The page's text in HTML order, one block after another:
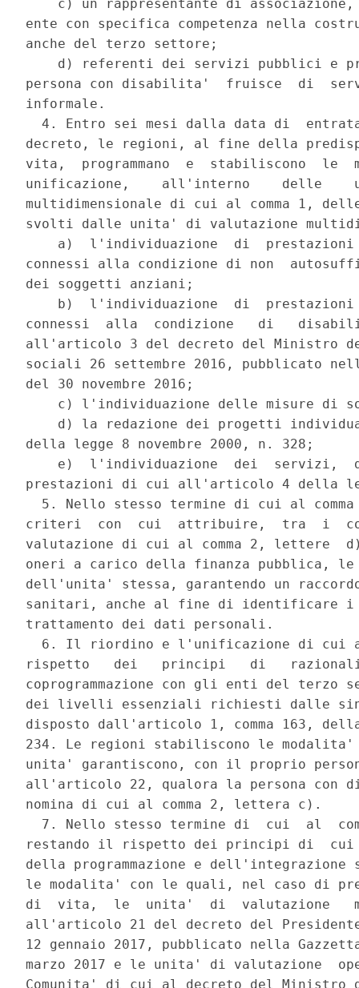
c) un rappresentante di
ente con specifica competenza nella
anche del terzo settore;
d) referenti dei servizi pubblici e
persona con disabilita'  fruisce  di
informale.
4. Entro sei mesi dalla data di
decreto, le regioni, al fine della
vita,  programmano  e  stabiliscono
unificazione,    all'interno    delle
multidimensionale di cui al comma 1,
svolti dalle unita' di valutazione
a)  l'individuazione  di
connessi alla condizione di non
dei soggetti anziani;
b)  l'individuazione  di
connessi  alla  condizione   di
all'articolo 3 del decreto del Ministro
sociali 26 settembre 2016, pubblicato
del 30 novembre 2016;
c) l'individuazione delle misure di
d) la redazione dei progetti
della legge 8 novembre 2000, n. 328;
e)  l'individuazione  dei  servizi,
prestazioni di cui all'articolo 4 della
5. Nello stesso termine di cui al
criteri  con  cui  attribuire,  tra  i
valutazione di cui al comma 2, lettere
oneri a carico della finanza pubblica, le
dell'unita' stessa, garantendo un
sanitari, anche al fine di identificare i
trattamento dei dati personali.
6. Il riordino e l'unificazione di cui
rispetto   dei   principi   di
coprogrammazione con gli enti del terzo
dei livelli essenziali richiesti dalle
disposto dall'articolo 1, comma 163,
234. Le regioni stabiliscono le
unita' garantiscono, con il proprio
all'articolo 22, qualora la persona
nomina di cui al comma 2, lettera c).
7. Nello stesso termine di  cui  al
restando il rispetto dei principi di  cui
della programmazione e
le modalita' con le quali, nel caso di
di  vita,  le  unita'  di  valutazione
all'articolo 21 del decreto del
12 gennaio 2017, pubblicato nella
marzo 2017 e le unita' di valutazione
Comunita' di cui al decreto del Ministro